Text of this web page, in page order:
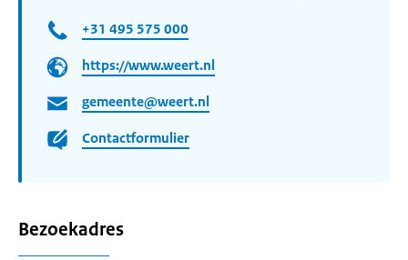
+31 495 575 000
https://www.weert.nl
gemeente@weert.nl
Contactformulier
Bezoekadres